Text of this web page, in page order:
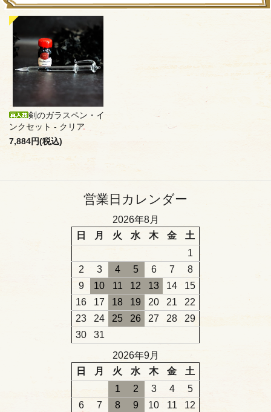
剣のガラスペン・イ
ンクセット - クリア
7,884円(税込)
営業日カレンダー
2026年8月
日
月 火 水 木 金
土
1
2
3 4 5 6 7
8
9
10 11 12 13 14
15
16
17 18 19 20 21
22
23
24 25 26 27 28
29
30
31
2026年9月
日
月 火 水 木 金
土
1
2 3 4
5
6
7 8 9 10 11
12